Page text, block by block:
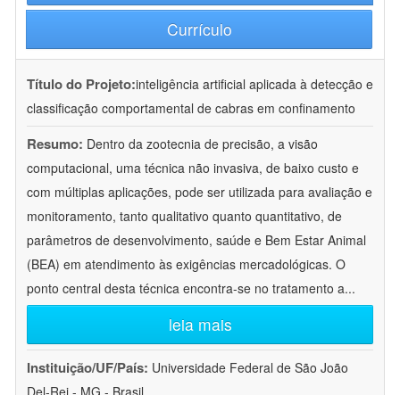
Currículo
Título do Projeto:inteligência artificial aplicada à detecção e
classificação comportamental de cabras em confinamento
Resumo: Dentro da zootecnia de precisão, a visão
computacional, uma técnica não invasiva, de baixo custo e
com múltiplas aplicações, pode ser utilizada para avaliação e
monitoramento, tanto qualitativo quanto quantitativo, de
parâmetros de desenvolvimento, saúde e Bem Estar Animal
(BEA) em atendimento às exigências mercadológicas. O
ponto central desta técnica encontra-se no tratamento a...
leia mais
Instituição/UF/País: Universidade Federal de São João